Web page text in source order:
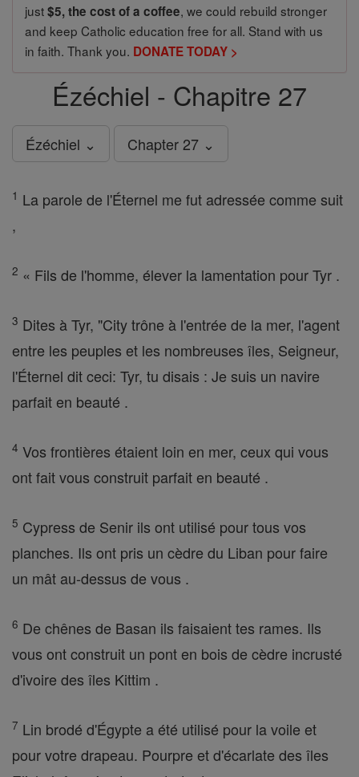
just$5, the cost of a coffee, we could rebuild stronger
and keep Catholic education free for all. Stand with us
in faith. Thank you. DONATE TODAY >
Ézéchiel - Chapitre 27
Ézéchiel ⌄ Chapter 27 ⌄
1 La parole de l'Éternel me fut adressée comme suit
,
2 « Fils de l'homme, élever la lamentation pour Tyr .
3 Dites à Tyr, "City trône à l'entrée de la mer, l'agent
entre les peuples et les nombreuses îles, Seigneur,
l'Éternel dit ceci: Tyr, tu disais : Je suis un navire
parfait en beauté .
4 Vos frontières étaient loin en mer, ceux qui vous
ont fait vous construit parfait en beauté .
5 Cypress de Senir ils ont utilisé pour tous vos
planches. Ils ont pris un cèdre du Liban pour faire
un mât au-dessus de vous .
6 De chênes de Basan ils faisaient tes rames. Ils
vous ont construit un pont en bois de cèdre incrusté
d'ivoire des îles Kittim .
7 Lin brodé d'Égypte a été utilisé pour la voile et
pour votre drapeau. Pourpre et d'écarlate des îles